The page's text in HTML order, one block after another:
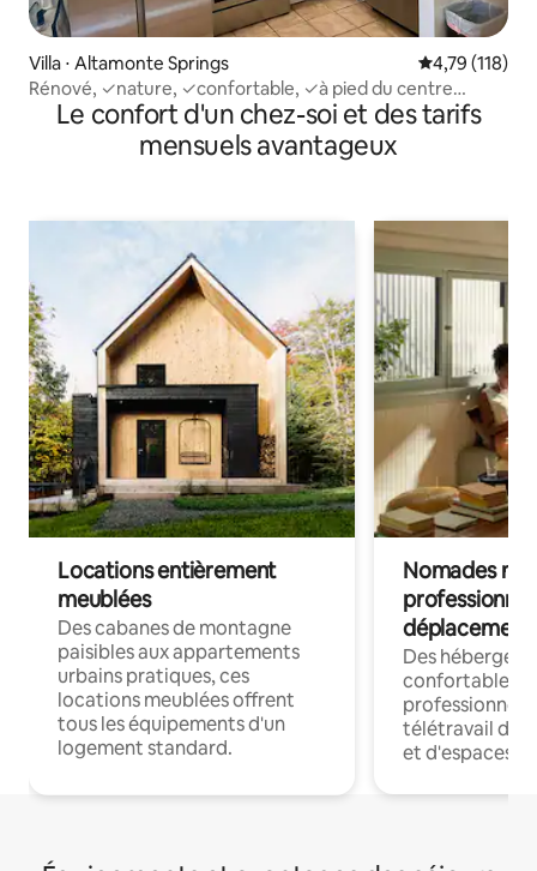
Villa ⋅ Altamonte Springs Évaluation
4,79 (118)
Rénové, ✓nature, ✓confortable, ✓à pied du centre
commercial, parc, Publix
Le confort d'un chez-soi et des tarifs
mensuels avantageux
Locations entièrement
meublées
Des cabanes de montagne
paisibles aux appartements
urbains pratiques, ces
locations meublées offrent
tous les équipements d'un
logement standard.
Nomades
déplacement
Des
confortables
professionnels
télétravail
et d'espaces